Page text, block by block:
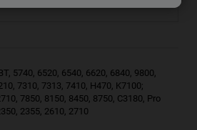
5740, 6520, 6540, 6620, 6840, 9800,
7310, 7313, 7410, H470, K7100;
7850, 8150, 8450, 8750, C3180, Pro
2355, 2610, 2710